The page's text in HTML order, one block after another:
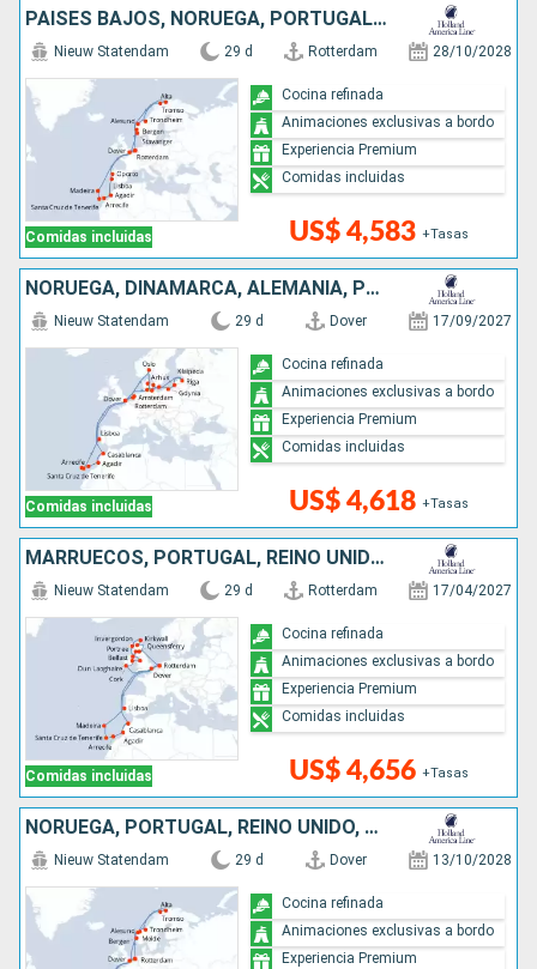
PAISES BAJOS, NORUEGA, PORTUGAL, REINO UNIDO, MARRUECOS
Comidas incluidas
Nieuw Statendam 29 d Rotterdam 28/10/2028
US$ 4,583 +Tasas
Cocina refinada
Animaciones exclusivas a bordo
Experiencia Premium
Comidas incluidas
NORUEGA, DINAMARCA, ALEMANIA, POLONIA, LITUANIA, LETONIA, PAISES BAJOS, MARRUECOS, PORTUGAL, REINO UNIDO
Comidas incluidas
Nieuw Statendam 29 d Dover 17/09/2027
US$ 4,618 +Tasas
Cocina refinada
Animaciones exclusivas a bordo
Experiencia Premium
Comidas incluidas
MARRUECOS, PORTUGAL, REINO UNIDO, IRLANDA, PAISES BAJOS
Comidas incluidas
Nieuw Statendam 29 d Rotterdam 17/04/2027
US$ 4,656 +Tasas
Cocina refinada
Animaciones exclusivas a bordo
Experiencia Premium
Comidas incluidas
NORUEGA, PORTUGAL, REINO UNIDO, PAISES BAJOS, MARRUECOS
Nieuw Statendam 29 d Dover 13/10/2028
Cocina refinada
Animaciones exclusivas a bordo
Experiencia Premium